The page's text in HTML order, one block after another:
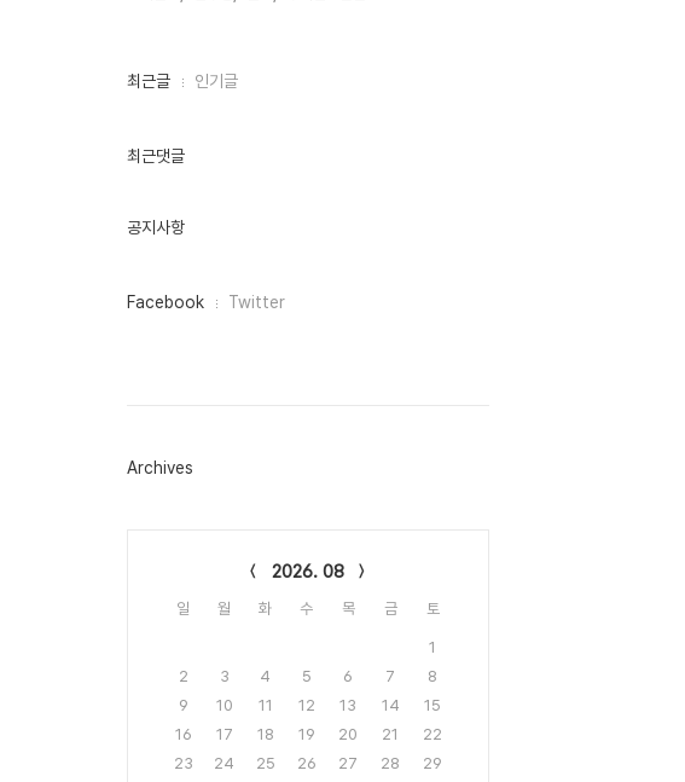
최
인
최근글 인기글
최근댓글
공지사항
페
그
Facebook Twitter
Archives
2026. 08
일 월 화 수 목 금 토
1
2
3 4 5 6 7
8
9
10 11 12 13 14
15
16
17 18 19 20 21
22
23
24 25 26 27 28
29